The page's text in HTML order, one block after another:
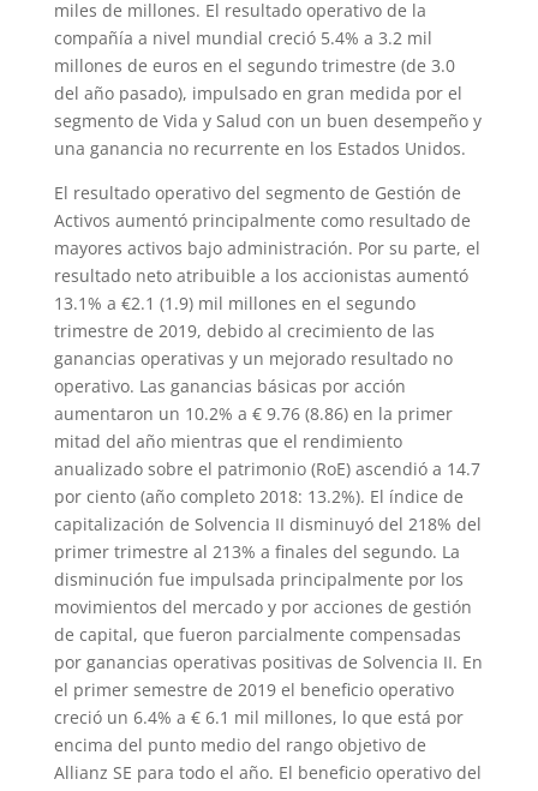
miles de millones. El resultado operativo de la
compañía a nivel mundial creció 5.4% a 3.2 mil
millones de euros en el segundo trimestre (de 3.0
del año pasado), impulsado en gran medida por el
segmento de Vida y Salud con un buen desempeño y
una ganancia no recurrente en los Estados Unidos.
El resultado operativo del segmento de Gestión de
Activos aumentó principalmente como resultado de
mayores activos bajo administración. Por su parte, el
resultado neto atribuible a los accionistas aumentó
13.1% a €2.1 (1.9) mil millones en el segundo
trimestre de 2019, debido al crecimiento de las
ganancias operativas y un mejorado resultado no
operativo. Las ganancias básicas por acción
aumentaron un 10.2% a € 9.76 (8.86) en la primer
mitad del año mientras que el rendimiento
anualizado sobre el patrimonio (RoE) ascendió a 14.7
por ciento (año completo 2018: 13.2%). El índice de
capitalización de Solvencia II disminuyó del 218% del
primer trimestre al 213% a finales del segundo. La
disminución fue impulsada principalmente por los
movimientos del mercado y por acciones de gestión
de capital, que fueron parcialmente compensadas
por ganancias operativas positivas de Solvencia II. En
el primer semestre de 2019 el beneficio operativo
creció un 6.4% a € 6.1 mil millones, lo que está por
encima del punto medio del rango objetivo de
Allianz SE para todo el año. El beneficio operativo del